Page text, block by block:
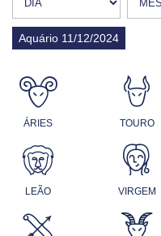
Aquário 11/12/2024
ÁRIES TOURO
LEÃO VIRGEM